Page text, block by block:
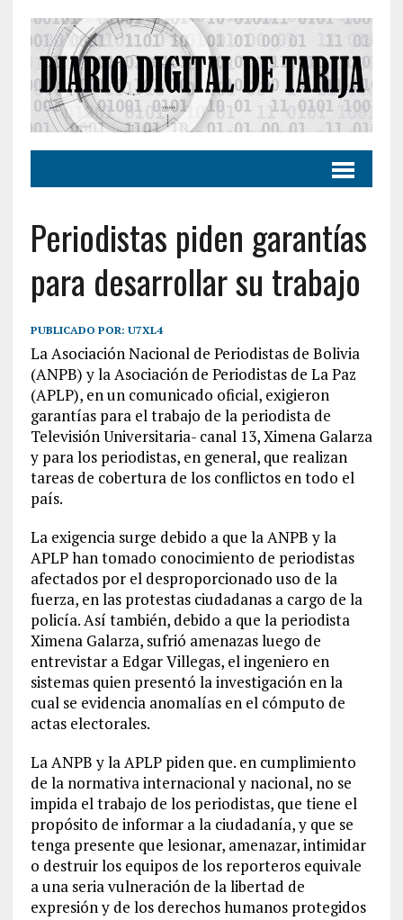
Periodistas piden garantías
para desarrollar su trabajo
PUBLICADO POR: U7XL4
La Asociación Nacional de Periodistas de Bolivia
(ANPB) y la Asociación de Periodistas de La Paz
(APLP), en un comunicado oficial, exigieron
garantías para el trabajo de la periodista de
Televisión Universitaria- canal 13, Ximena Galarza
y para los periodistas, en general, que realizan
tareas de cobertura de los conflictos en todo el
país.
La exigencia surge debido a que la ANPB y la
APLP han tomado conocimiento de periodistas
afectados por el desproporcionado uso de la
fuerza, en las protestas ciudadanas a cargo de la
policía. Así también, debido a que la periodista
Ximena Galarza, sufrió amenazas luego de
entrevistar a Edgar Villegas, el ingeniero en
sistemas quien presentó la investigación en la
cual se evidencia anomalías en el cómputo de
actas electorales.
La ANPB y la APLP piden que. en cumplimiento
de la normativa internacional y nacional, no se
impida el trabajo de los periodistas, que tiene el
propósito de informar a la ciudadanía, y que se
tenga presente que lesionar, amenazar, intimidar
o destruir los equipos de los reporteros equivale
a una seria vulneración de la libertad de
expresión y de los derechos humanos protegidos